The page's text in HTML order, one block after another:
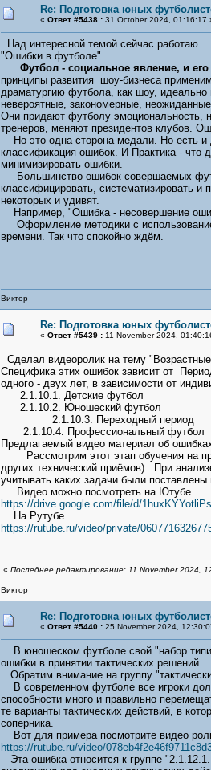
Re: Подготовка юных
« Ответ #5438 :31 October 2024, 01:16:17
Над интересной темой сейчас работаю.
"Ошибки в футболе".
Футбол - социальное явление, и
принципы развития шоу-бизнеса
драматургию футбола, как шоу,
невероятные, закономерные,
Они придают футболу эмоциональность,
тренеров, меняют президентов клубов.
Но это одна сторона медали. Но есть и
классификация ошибок. И Практика - что
минимизировать ошибки.
Большинство ошибок совершаемых
классифицировать, систематизировать и
некоторых и удивят.
Например, "Ошибка - несовершение
Оформление методики с
времени. Так что спокойно ждём.
Виктор
Re: Подготовка юных
« Ответ #5439 :11 November 2024,
Сделал видеоролик на тему
Специфика этих ошибок зависит от
одного - двух лет, в зависимости от
2.1.10.1. Детские футбол
2.1.10.2. Юношеский футбол
2.1.10.3. Переходный период
2.1.10.4. Профессиональный футбол
Предлагаемый видео материал об
Рассмотрим этот этап обучения на
других технический приёмов). При
учитывать каких задачи были поставлены
Видео можно посмотреть на Ютубе.
https://drive.google.com/file/d/
На Рутубе
https://rutube.ru/video/private/
« Последнее редактирование: 11 November 2024,
Виктор
Re: Подготовка юных
« Ответ #5440 :25 November 2024,
В юношеском футболе свой "набор
ошибки в принятии тактических решений.
Обратим внимание на группу
В современном футболе все игроки
способности много и правильно
те варианты тактических действий, в
соперника.
Вот для примера посмотрите видео
https://rutube.ru/video/
Эта ошибка относится к группе